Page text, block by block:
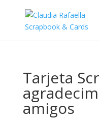
Tarjeta
amigos